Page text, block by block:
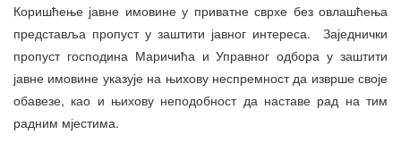
Коришћење јавне имовине у приватне сврхе без овлашћења
представља пропуст у заштити јавног интереса. Заједнички
пропуст господина Маричића и Управног одбора у заштити
јавне имовине указује на њихову неспремност да изврше своје
обавезе, као и њихову неподобност да наставе рад на тим
радним мјестима.